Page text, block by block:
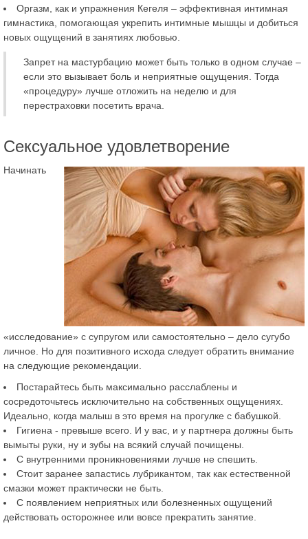
Оргазм, как и упражнения Кегеля – эффективная интимная
гимнастика, помогающая укрепить интимные мышцы и добиться
новых ощущений в занятиях любовью.
Запрет на мастурбацию может быть только в одном случае –
если это вызывает боль и неприятные ощущения. Тогда
«процедуру» лучше отложить на неделю и для
перестраховки посетить врача.
Сексуальное удовлетворение
Начинать
«исследование» с супругом или самостоятельно – дело сугубо
личное. Но для позитивного исхода следует обратить внимание
на следующие рекомендации.
Постарайтесь быть максимально расслаблены и
сосредоточьтесь исключительно на собственных ощущениях.
Идеально, когда малыш в это время на прогулке с бабушкой.
Гигиена - превыше всего. И у вас, и у партнера должны быть
вымыты руки, ну и зубы на всякий случай почищены.
С внутренними проникновениями лучше не спешить.
Стоит заранее запастись лубрикантом, так как естественной
смазки может практически не быть.
С появлением неприятных или болезненных ощущений
действовать осторожнее или вовсе прекратить занятие.